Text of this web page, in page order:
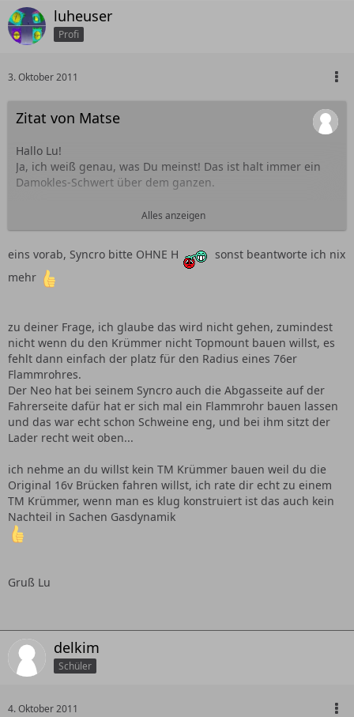
luheuser
Profi
3. Oktober 2011
Zitat von Matse
Hallo Lu!
Ja, ich weiß genau, was Du meinst! Das ist halt immer ein
Damokles-Schwert über dem ganzen.
Ich werde trotzdem keinen Top-Mount machen weil bei
unserem speziellen Falle wofür ich den Krümmer
Kleine Einschätzung Deinerseits bitte:
LG,
Matse
Alles anzeigen
eins vorab, Syncro bitte OHNE H
sonst beantworte ich nix
mehr
zu deiner Frage, ich glaube das wird nicht gehen, zumindest
nicht wenn du den Krümmer nicht Topmount bauen willst, es
fehlt dann einfach der platz für den Radius eines 76er
Flammrohres.
Der Neo hat bei seinem Syncro auch die Abgasseite auf der
Fahrerseite dafür hat er sich mal ein Flammrohr bauen lassen
und das war echt schon Schweine eng, und bei ihm sitzt der
Lader recht weit oben...
ich nehme an du willst kein TM Krümmer bauen weil du die
Original 16v Brücken fahren willst, ich rate dir echt zu einem
TM Krümmer, wenn man es klug konstruiert ist das auch kein
Nachteil in Sachen Gasdynamik
Gruß Lu
delkim
Schüler
4. Oktober 2011